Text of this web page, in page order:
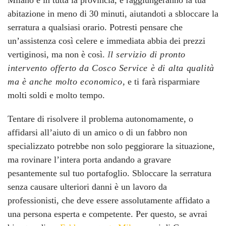
abitazione in meno di 30 minuti, aiutandoti a sbloccare la
serratura a qualsiasi orario. Potresti pensare che
un’assistenza così celere e immediata abbia dei prezzi
vertiginosi, ma non è così. Il servizio di pronto
intervento offerto da Cosco Service è di alta qualità
ma è anche molto economico, e ti farà risparmiare
molti soldi e molto tempo.
Tentare di risolvere il problema autonomamente, o
affidarsi all’aiuto di un amico o di un fabbro non
specializzato potrebbe non solo peggiorare la situazione,
ma rovinare l’intera porta andando a gravare
pesantemente sul tuo portafoglio. Sbloccare la serratura
senza causare ulteriori danni è un lavoro da
professionisti, che deve essere assolutamente affidato a
una persona esperta e competente. Per questo, se avrai